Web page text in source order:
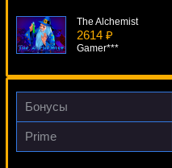
The Alchemist
2614 ₽
Gamer***
Dr Watts Up
1085 ₽
Бонусы
Prime
Red Dog Progressive